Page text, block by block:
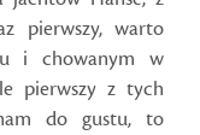
pierwszy, warto
i chowanym w
pierwszy z tych
do gustu, to